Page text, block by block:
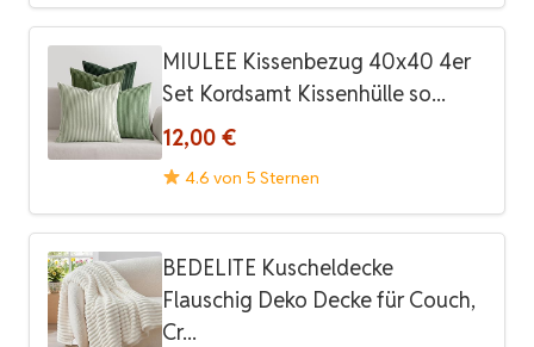
MIULEE Kissenbezug 40x40 4er
Set Kordsamt Kissenhülle so...
12,00 €
4.6 von 5 Sternen
BEDELITE Kuscheldecke
Flauschig Deko Decke für Couch,
Cr...